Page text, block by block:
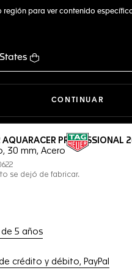
región para ver contenido
CONTINUAR
menú de búsqueda
AQUARACER PROFESSIONAL
30 mm, Acero
se dejó de fabricar.
online
5 años
crédito y débito, PayPal